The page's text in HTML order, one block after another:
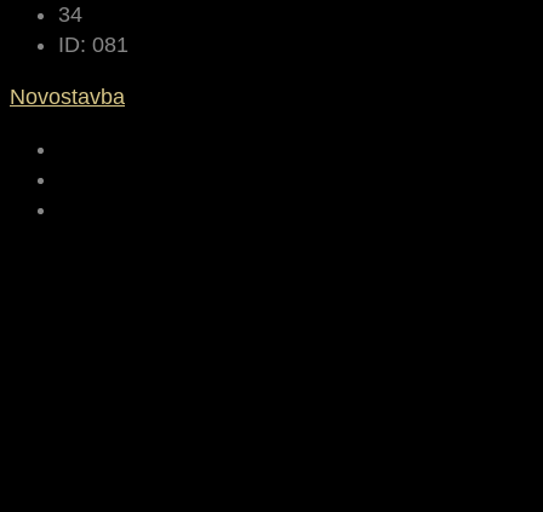
34
ID: 081
Novostavba